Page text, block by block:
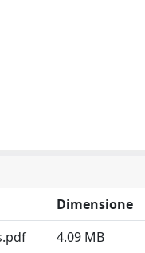
Dimensione
4.09 MB